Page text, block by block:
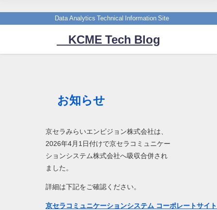
Data Analytics Technical Information Site
KCME Tech Blog
お知らせ
京セラみらいエンビジョン株式会社は、
2026年4月1日付けで京セラコミュニケー
ションシステム株式会社へ吸収合併され
ました。
詳細は下記をご確認ください。
京セラコミュニケーションシステム コーポレートサイ